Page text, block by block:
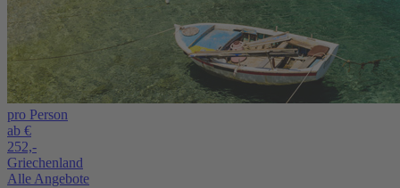
pro Person
ab €
252,-
Griechenland
Alle Angebote